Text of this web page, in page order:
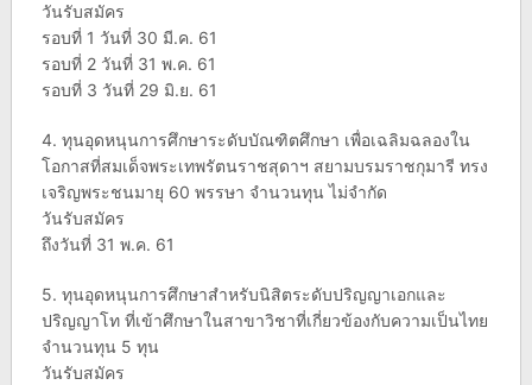
วันรับสมัคร
รอบที่ 1 วันที่ 30 มี.ค. 61
รอบที่ 2 วันที่ 31 พ.ค. 61
รอบที่ 3 วันที่ 29 มิ.ย. 61
4. ทุนอุดหนุนการศึกษาระดับบัณฑิตศึกษา เพื่อเฉลิมฉลองใน
โอกาสที่สมเด็จพระเทพรัตนราชสุดาฯ สยามบรมราชกุมารี ทรง
เจริญพระชนมายุ 60 พรรษา จำนวนทุน ไม่จำกัด
วันรับสมัคร
ถึงวันที่ 31 พ.ค. 61
5. ทุนอุดหนุนการศึกษาสำหรับนิสิตระดับปริญญาเอกและ
ปริญญาโท ที่เข้าศึกษาในสาขาวิชาที่เกี่ยวข้องกับความเป็นไทย
จำนวนทุน 5 ทุน
วันรับสมัคร